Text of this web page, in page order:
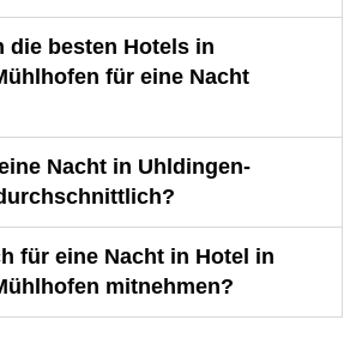
die besten Hotels in
für eine Nacht
Nacht in Uhldingen-
für eine Nacht in Hotel in
mitnehmen?